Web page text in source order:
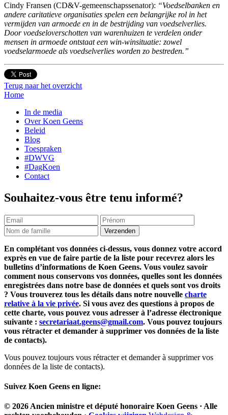
Cindy Fransen (CD&V-gemeenschapssenator): “Voedselbanken en
andere caritatieve organisaties spelen een belangrijke rol in het
vermijden van armoede en in de bestrijding van voedselverlies.
Door voedseloverschotten van warenhuizen te verdelen onder
mensen in armoede ontstaat een win-winsituatie: zowel
voedselarmoede als voedselverlies worden zo bestreden.”
Terug naar het overzicht
Home
In de media
Over Koen Geens
Beleid
Blog
Toespraken
#DWVG
#DagKoen
Contact
Souhaitez-vous être tenu informé?
En complétant vos données ci-dessus, vous donnez votre accord
exprès en vue de faire partie de la liste pour recevrez alors les
bulletins d’informations de Koen Geens. Vous voulez savoir
comment nous conservons vos données, quelles sont les données
enregistrées dans notre base de données et quels sont vos droits
? Vous trouverez tous les détails dans notre nouvelle charte
relative à la vie privée. Si vous avez des questions à propos de
cette charte, vous pouvez vous adresser à l’adresse électronique
suivante : secretariaat.geens@gmail.com. Vous pouvez toujours
vous rétracter et demander à supprimer vos données de la liste
de contacts).
Vous pouvez toujours vous rétracter et demander à supprimer vos
données de la liste de contacts).
Suivez Koen Geens en ligne:
© 2026 Ancien ministre et député honoraire Koen Geens · Alle